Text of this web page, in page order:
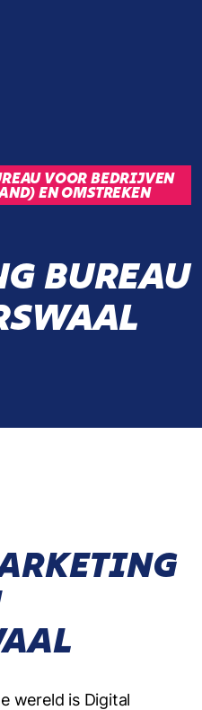
VOOR BEDRIJVEN
EN OMSTREKEN
BUREAU
wereld is Digital